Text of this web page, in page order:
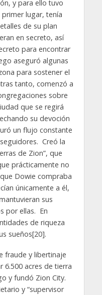
y para ello tuvo
lugar, tenía
de su plan
en secreto, así
para encontrar
aseguró algunas
para sostener el
tanto, comenzó a
sobre
que se regirá
su devoción
un flujo constante
Creó la
de Zion”, que
prácticamente no
Dowie compraba
únicamente a él,
sus
por ellas. En
de riqueza
sueños[20].
fraude y libertinaje
6.500 acres de tierra
y fundó Zion City.
y “supervisor